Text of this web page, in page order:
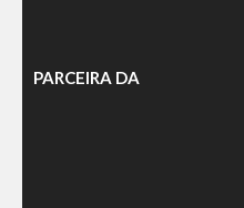
PARCEIRA DA